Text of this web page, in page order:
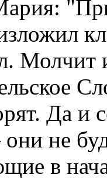
Молчит
Да
не
в